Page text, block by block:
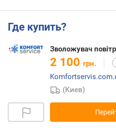
Где купить?
Зволожувач
2 100 грн.
(Киев)